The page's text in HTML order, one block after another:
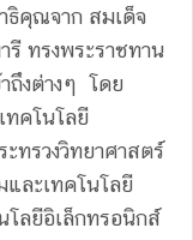
ธิคุณจาก สมเด็จ
ทรงพระราชทาน
าถึงต่างๆ โดย
ทคโนโลยี
ทรวงวิทยาศาสตร์
ละเทคโนโลยี
โลยีอิเล็กทรอนิกส์